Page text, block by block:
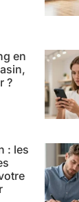
en
?
: les